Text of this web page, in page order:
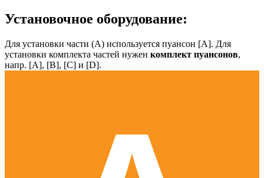
Установочное оборудование:
Для установки части (А) используется пуансон [А]. Для
установки комплекта частей нужен комплект пуансонов,
напр. [А], [B], [С] и [D].